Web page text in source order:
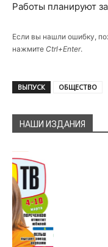
Работы планируют
Если вы нашли ошибку,
нажмите Ctrl+Enter.
ВЫПУСК ОБЩЕСТВО
НАШИ ИЗДАНИЯ